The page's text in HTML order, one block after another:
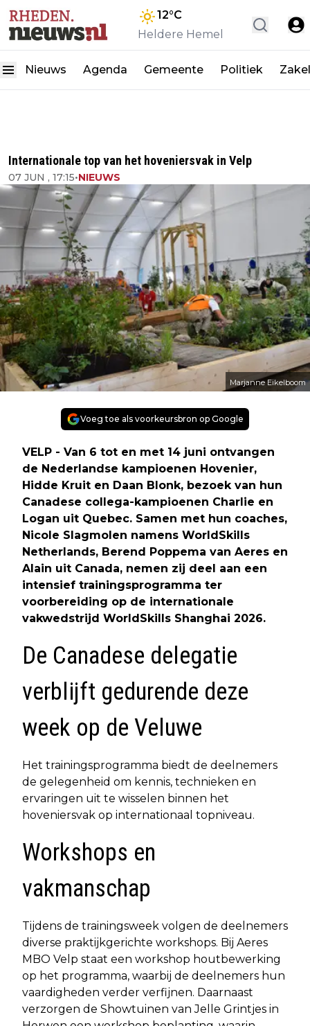
12°C
Heldere Hemel
Nieuws Agenda Gemeente Politiek
Internationale top van het hoveniersvak in Velp
07 JUN , 17:15•NIEUWS
Marjanne Eikelboom
Voeg toe als voorkeursbron op Google
VELP - Van 6 tot en met 14 juni ontvangen
de Nederlandse kampioenen Hovenier,
Hidde Kruit en Daan Blonk, bezoek van hun
Canadese collega-kampioenen Charlie en
Logan uit Quebec. Samen met hun coaches,
Nicole Slagmolen namens WorldSkills
Netherlands, Berend Poppema van Aeres en
Alain uit Canada, nemen zij deel aan een
intensief trainingsprogramma ter
voorbereiding op de internationale
vakwedstrijd WorldSkills Shanghai 2026.
De Canadese delegatie
verblijft gedurende deze
week op de Veluwe
Het trainingsprogramma biedt de deelnemers
de gelegenheid om kennis, technieken en
ervaringen uit te wisselen binnen het
hoveniersvak op internationaal topniveau.
Workshops en
vakmanschap
Tijdens de trainingsweek volgen de deelnemers
diverse praktijkgerichte workshops. Bij Aeres
MBO Velp staat een workshop houtbewerking
op het programma, waarbij de deelnemers hun
vaardigheden verder verfijnen. Daarnaast
verzorgen de Showtuinen van Jelle Grintjes in